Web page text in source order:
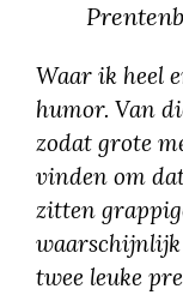
Waar ik heel
humor. Van
zodat grote
vinden om
zitten
twee leuke